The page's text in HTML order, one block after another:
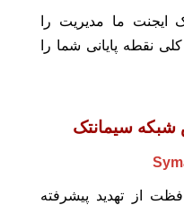
ایجنت ما مدیریت را
نقطه پایانی شما را
شبکه سیمانتک
از تهدید پیشرفته